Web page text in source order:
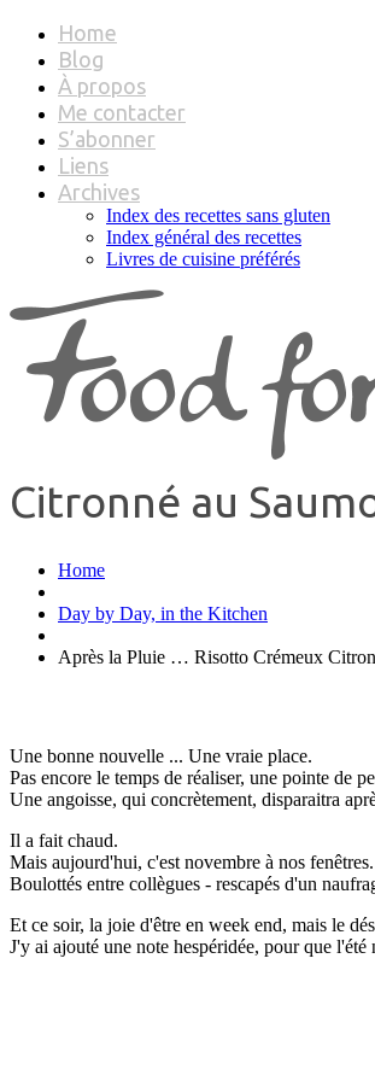
Home
Blog
À propos
Me contacter
S’abonner
Liens
Archives
Index des recettes sans gluten
Index général des recettes
Livres de cuisine préférés
Citronné au
Home
Day by Day, in the Kitchen
Après la Pluie … Risotto Crémeux
Une bonne nouvelle ... Une vraie place.
Pas encore le temps de réaliser, une pointe de
Une angoisse, qui concrètement, disparaitra
Il a fait chaud.
Mais aujourd'hui, c'est novembre à nos
Boulottés entre collègues - rescapés d'un
Et ce soir, la joie d'être en week end, mais le
J'y ai ajouté une note hespéridée, pour que